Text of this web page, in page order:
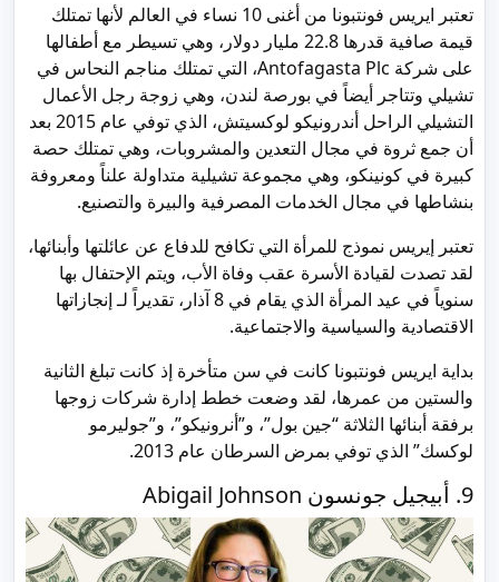
تعتبر ايريس فونتبونا من أغنى 10 نساء في العالم لأنها تمتلك
قيمة صافية قدرها 22.8 مليار دولار، وهي تسيطر مع أطفالها
على شركة Antofagasta Plc، التي تمتلك مناجم النحاس في
تشيلي وتتاجر أيضاً في بورصة لندن، وهي زوجة رجل الأعمال
التشيلي الراحل أندرونيكو لوكسيتش، الذي توفي عام 2015 بعد
أن جمع ثروة في مجال التعدين والمشروبات، وهي تمتلك حصة
كبيرة في كونينكو، وهي مجموعة تشيلية متداولة علناً ومعروفة
بنشاطها في مجال الخدمات المصرفية والبيرة والتصنيع.
تعتبر إيريس نموذج للمرأة التي تكافح للدفاع عن عائلتها وأبنائها،
لقد تصدت لقيادة الأسرة عقب وفاة الأب، ويتم الإحتفال بها
سنوياً في عيد المرأة الذي يقام في 8 آذار، تقديراً لـ إنجازاتها
الاقتصادية والسياسية والاجتماعية.
بداية ايريس فونتبونا كانت في سن متأخرة إذ كانت تبلغ الثانية
والستين من عمرها، لقد وضعت خطط إدارة شركات زوجها
برفقة أبنائها الثلاثة “جين بول”، و”أنرونيكو”، و”جوليرمو
لوكسك” الذي توفي بمرض السرطان عام 2013.
9. أبيجيل جونسون Abigail Johnson